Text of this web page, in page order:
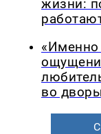
жизни:
«Именно
во